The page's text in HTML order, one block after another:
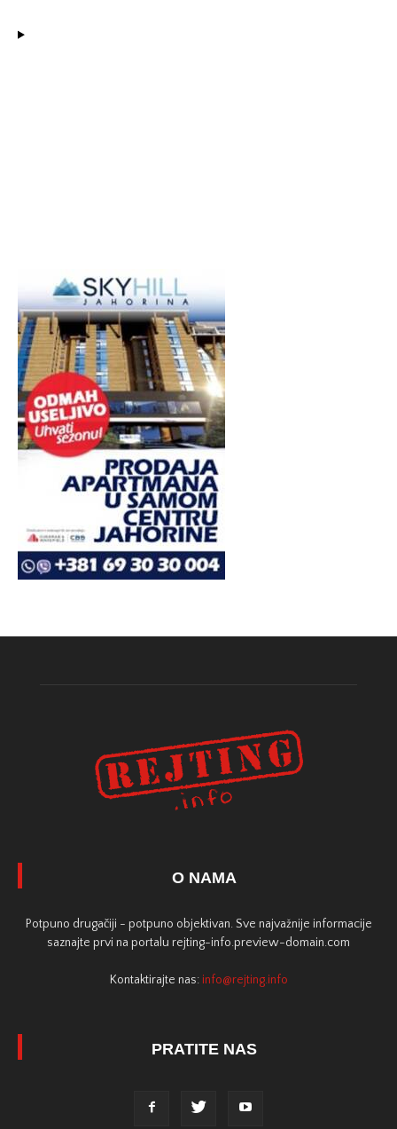
O NAMA
Potpuno drugačiji - potpuno objektivan. Sve najvažnije informacije
saznajte prvi na portalu rejting-info.preview-domain.com
Kontaktirajte nas: info@rejting.info
PRATITE NAS